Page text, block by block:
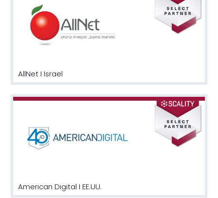
AllNet I Israel
American Digital I EE.UU.